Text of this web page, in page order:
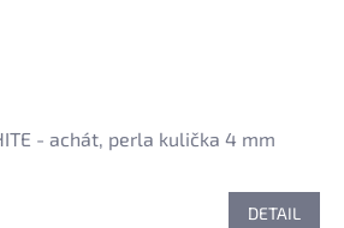
- achát, perla kulička 4 mm
DETAIL